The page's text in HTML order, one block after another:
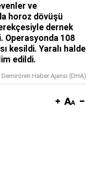
ve
horoz dövüşü
dernek
Operasyonda 108
kesildi. Yaralı halde
edildi.
Demirören Haber Ajansı (DHA)